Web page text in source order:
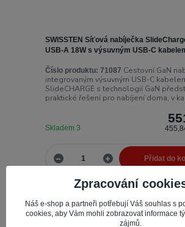
SWISSTEN Síťová nabíječka
USB-A 18W s výsuvným USB-C
Číslo produktu: 71087 Cestovní GaN
integrovaným výsuvným USB-C
SlideCHARGE s technologií GaN
praktické řešení pro nabíjení doma, v
Skladem 3
Přidat do
Novinka
Zpracování
Náš e-shop a partneři potřebují Váš souhlas s
cookies, aby Vám mohli zobrazovat informace
zájmů.